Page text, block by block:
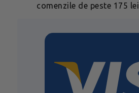
comenzile de peste 175 lei